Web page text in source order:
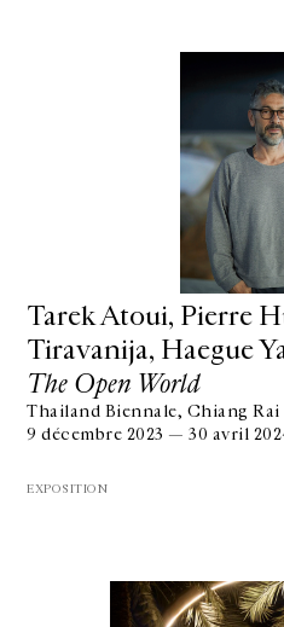
Tarek Atoui, Pierre
Tiravanija, Haegue
The Open World
Thailand Biennale, Chiang Rai
9 décembre 2023 — 30 avril
EXPOSITION